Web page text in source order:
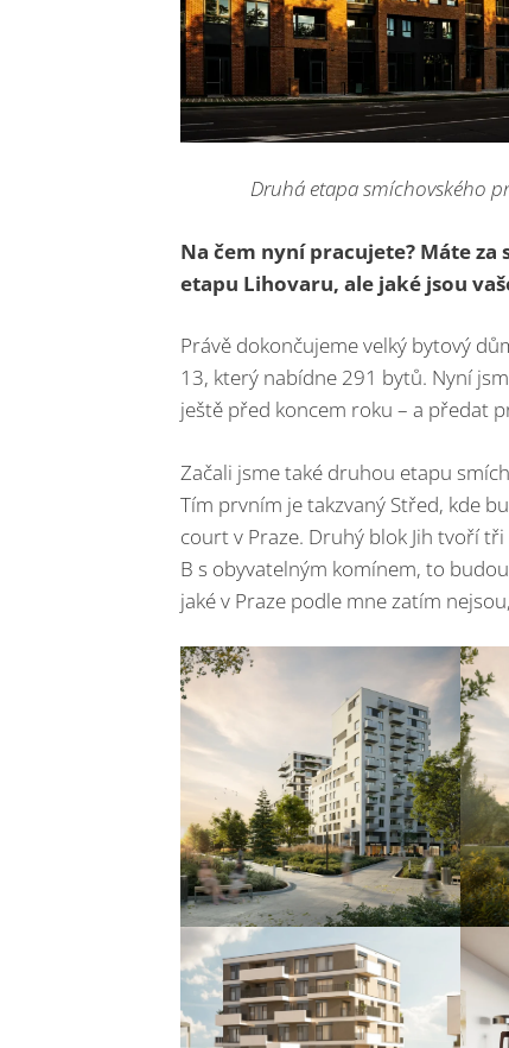
Druhá etapa smíchovského
Na čem nyní pracujete? Máte
etapu Lihovaru, ale jaké jsou
Právě dokončujeme velký bytový
13, který nabídne 291 bytů. Nyní
ještě před koncem roku – a předat
Začali jsme také druhou etapu
Tím prvním je takzvaný Střed, kde
court v Praze. Druhý blok Jih tvoří
B s obyvatelným komínem, to
jaké v Praze podle mne zatím